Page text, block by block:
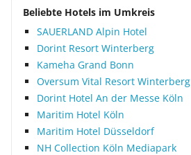
Beliebte Hotels im Umkreis
SAUERLAND Alpin Hotel
Dorint Resort Winterberg
Kameha Grand Bonn
Oversum Vital Resort Winterberg
Dorint Hotel An der Messe Köln
Maritim Hotel Köln
Maritim Hotel Düsseldorf
NH Collection Köln Mediapark